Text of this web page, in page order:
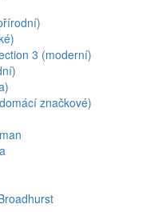
3 (moderní)
značkové)